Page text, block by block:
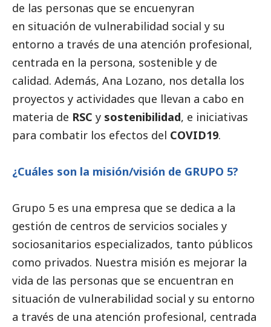
de las personas que se encuenyran
en situación de vulnerabilidad social y su
entorno a través de una atención profesional,
centrada en la persona, sostenible y de
calidad. Además, Ana Lozano, nos detalla los
proyectos y actividades que llevan a cabo en
materia de RSC y sostenibilidad, e iniciativas
para combatir los efectos del COVID19.
¿Cuáles son la misión/visión de GRUPO 5?
Grupo 5 es una empresa que se dedica a la
gestión de centros de servicios sociales y
sociosanitarios especializados, tanto públicos
como privados. Nuestra misión es mejorar la
vida de las personas que se encuentran en
situación de vulnerabilidad social y su entorno
a través de una atención profesional, centrada